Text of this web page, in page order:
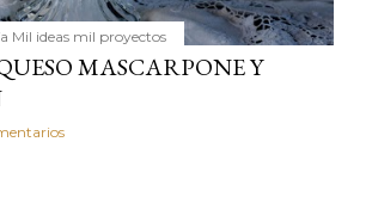
Mil ideas mil proyectos
MASCARPONE Y